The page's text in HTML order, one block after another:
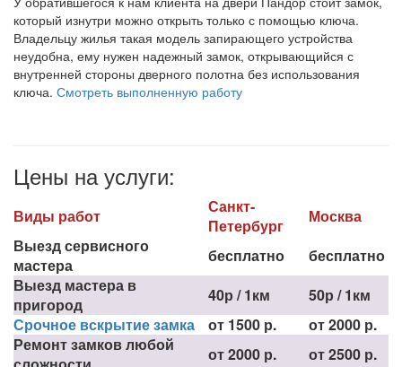
который изнутри можно открыть только с помощью ключа.
Владельцу жилья такая модель запирающего устройства
неудобна, ему нужен надежный замок, открывающийся с
внутренней стороны дверного полотна без использования
ключа. Смотреть выполненную работу
Цены на услуги:
Виды работ
Санкт-
Петербург
Москва
Выезд сервисного
мастера
бесплатно
бесплатно
Выезд мастера в
пригород
40р / 1км
50р / 1км
Срочное вскрытие замка
от 1500 р.
от 2000 р.
Ремонт замков любой
от 2000 р.
от 2500 р.